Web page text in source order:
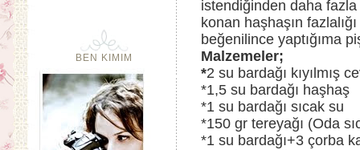
istendiğinden daha
konan haşhaşın
beğenilince yaptığıma
Malzemeler;
*2 su bardağı kıyılmış
*1,5 su bardağı haşhaş
*1 su bardağı sıcak su
*150 gr tereyağı (Oda
*1 su bardağı+3 çorba
BEN KIMIM